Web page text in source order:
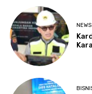
NEWS